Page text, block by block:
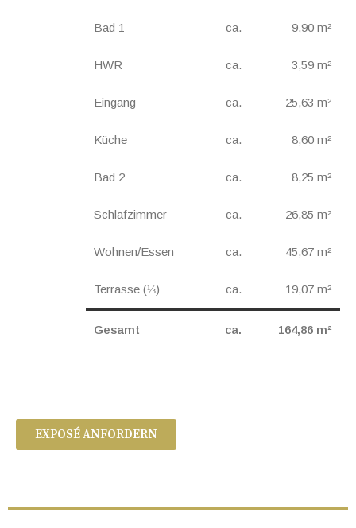
Bad 1 ca. 9,90 m²
HWR ca. 3,59 m²
Eingang ca. 25,63 m²
Küche ca. 8,60 m²
Bad 2 ca. 8,25 m²
Schlafzimmer ca. 26,85 m²
Wohnen/Essen ca. 45,67 m²
Terrasse (⅓) ca. 19,07 m²
Gesamt ca. 164,86 m²
EXPOSÉ ANFORDERN